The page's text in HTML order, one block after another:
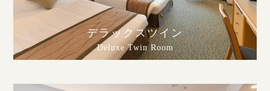
デラックスツイン
Deluxe Twin Room